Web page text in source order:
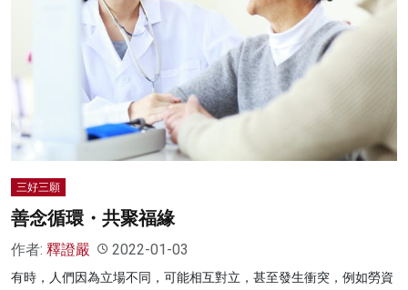
名家榜
灼見活動
關於我們
三好三願
善念循環・共聚福緣
作者: 釋證嚴 2022-01-03
有時，人們因為立場不同，可能相互對立，甚至發生衝突，例如勞資